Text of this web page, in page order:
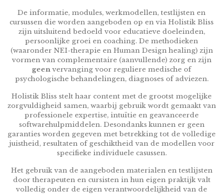
De informatie, modules, werkmodellen, testlijsten en
cursussen die worden aangeboden op en via Holistik Bliss
zijn uitsluitend bedoeld voor educatieve doeleinden,
persoonlijke groei en coaching. De methodieken
(waaronder NEI-therapie en Human Design healing) zijn
vormen van complementaire (aanvullende) zorg en zijn
geen vervanging voor reguliere medische of
psychologische behandelingen, diagnoses of adviezen.
Holistik Bliss stelt haar content met de grootst mogelijke
zorgvuldigheid samen, waarbij gebruik wordt gemaakt van
professionele expertise, intuïtie en geavanceerde
softwarehulpmiddelen. Desondanks kunnen er geen
garanties worden gegeven met betrekking tot de volledige
juistheid, resultaten of geschiktheid van de modellen voor
specifieke individuele casussen.
Het gebruik van de aangeboden materialen en testlijsten
door therapeuten en cursisten in hun eigen praktijk valt
volledig onder de eigen verantwoordelijkheid van de